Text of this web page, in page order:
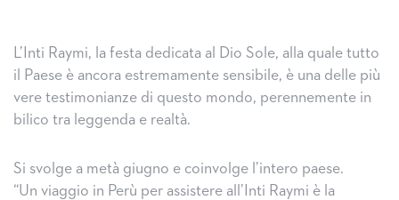
L’Inti Raymi, la festa dedicata al Dio Sole, alla quale tutto
il Paese è ancora estremamente sensibile, è una delle più
vere testimonianze di questo mondo, perennemente in
bilico tra leggenda e realtà.
Si svolge a metà giugno e coinvolge l’intero paese.
“Un viaggio in Perù per assistere all’Inti Raymi è la